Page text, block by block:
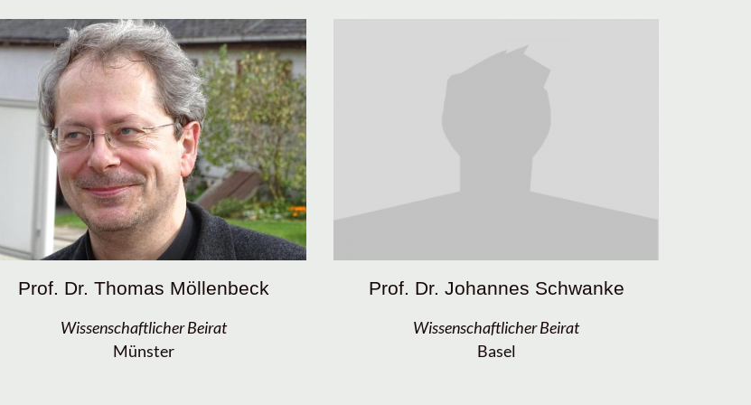
Prof. Dr. Thomas Möllenbeck
Wissenschaftlicher Beirat
Münster
Prof. Dr. Johannes Schwanke
Wissenschaftlicher Beirat
Basel